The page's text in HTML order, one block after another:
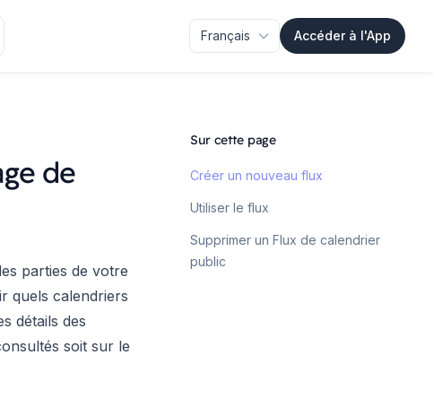
Accéder à l'App
de
parties de votre
quels calendriers
détails des
soit sur le
Sur cette page
Créer un nouveau flux
Utiliser le flux
Supprimer un Flux de calendrier
public